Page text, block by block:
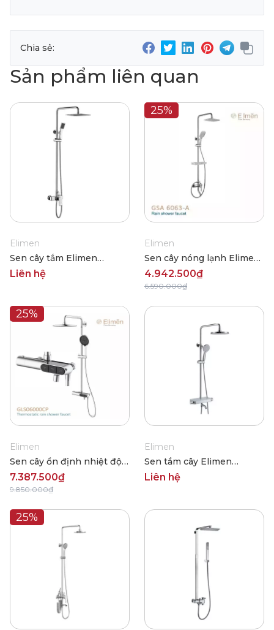
Chia sẻ:
Sản phẩm liên quan
Elimen
Sen cây tắm Elimen
GY0016CP
Liên hệ
25%
Elimen
Sen cây nóng lạnh Elimen
GSA 6063-A
4.942.500₫
6.590.000₫
25%
Elimen
Sen cây ổn định nhiệt độ
Elimen GLS06000CP
7.387.500₫
9.850.000₫
Elimen
Sen tắm cây Elimen
GB3022-001 T01
Liên hệ
25%